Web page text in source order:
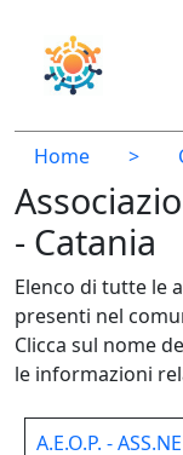
Home >
- Catania
Elenco di tutte le
presenti nel
Clicca sul nome
le informazioni
A.E.O.P. -